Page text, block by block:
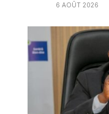
6 AOÛT 2026